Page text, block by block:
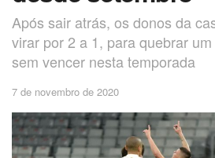
Após sair atrás, os donos da
virar por 2 a 1, para quebrar
sem vencer nesta temporada
7 de novembro de 2020